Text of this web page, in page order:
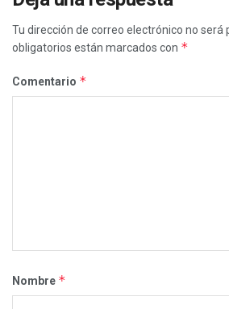
Tu dirección de correo electrónico no será
obligatorios están marcados con *
Comentario *
Nombre *